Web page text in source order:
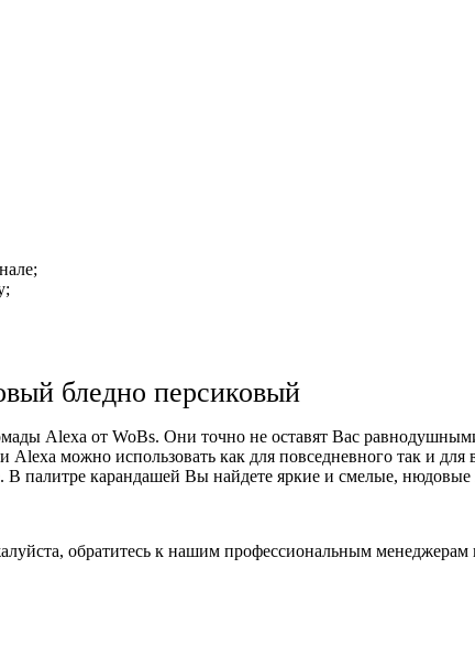
бледно персиковый
Alexa от WoBs. Они точно не оставят Вас
можно использовать как для повседневного так и
В палитре карандашей Вы найдете яркие и смелые,
обратитесь к нашим профессиональным